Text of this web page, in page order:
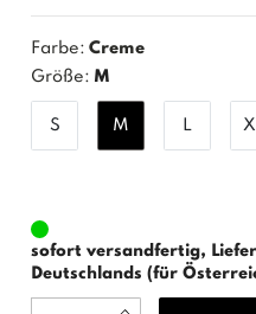
Farbe:Creme
Größe: M
S M L
sofort versandfertig,
Deutschlands (für